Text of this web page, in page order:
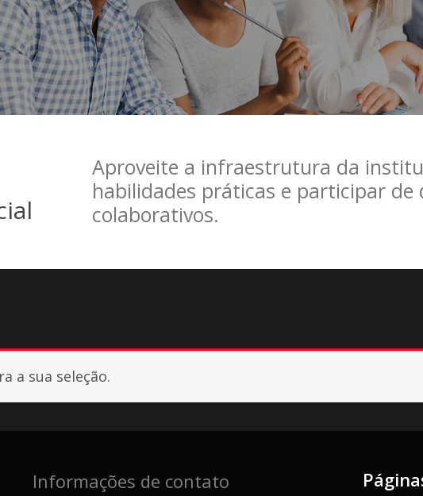
Aproveite a infraestrutura da
habilidades práticas e participar de
colaborativos.
a sua seleção.
Informações de contato